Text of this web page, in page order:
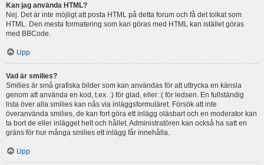
Kan jag använda HTML?
Nej. Det är inte möjligt att posta HTML på detta forum och få det tolkat som
HTML. Den mesta formatering som kan göras med HTML kan istället göras
med BBCode.
Upp
Vad är smilies?
Smilies är små grafiska bilder som kan användas för att uttrycka en känsla
genom att använda en kod, t.ex. :) för glad, eller :( för ledsen. En fullständig
lista över alla smilies kan nås via inläggsformuläret. Försök att inte
överanvända smilies, de kan fort göra ett inlägg oläsbart och en moderator kan
ta bort de eller inlägget helt och hållet. Administratören kan också ha satt en
gräns för hur många smilies ett inlägg får innehålla.
Upp